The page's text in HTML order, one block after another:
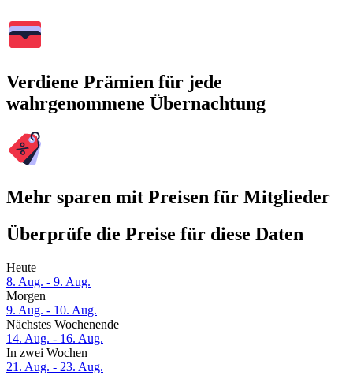
Verdiene Prämien für jede
wahrgenommene Übernachtung
Mehr sparen mit Preisen für Mitglieder
Überprüfe die Preise für diese Daten
Heute
8. Aug. - 9. Aug.
Morgen
9. Aug. - 10. Aug.
Nächstes Wochenende
14. Aug. - 16. Aug.
In zwei Wochen
21. Aug. - 23. Aug.